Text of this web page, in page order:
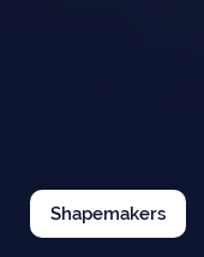
Shapemakers